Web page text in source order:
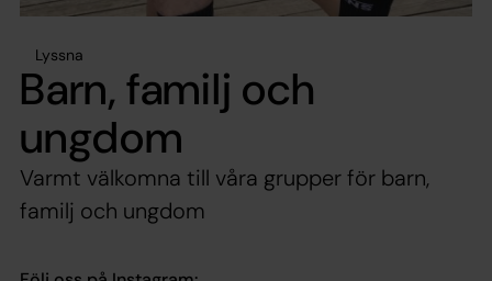
Lyssna
Barn, familj och
ungdom
Varmt välkomna till våra grupper för barn,
familj och ungdom